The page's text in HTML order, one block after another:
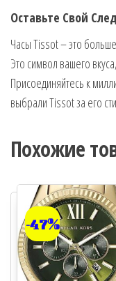
Оставьте Свой
Часы Tissot – это
Это символ вашего
Присоединяйтесь к
выбрали Tissot за его
Похожие
-47%